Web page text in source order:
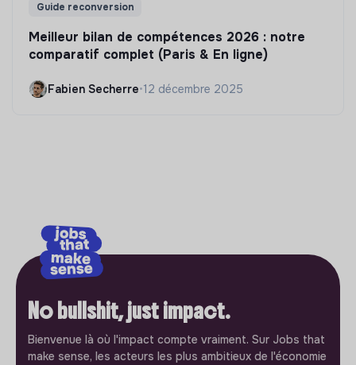
Guide reconversion
Meilleur bilan de compétences 2026 : notre
comparatif complet (Paris & En ligne)
Fabien Secherre•12 décembre 2025
No bullshit, just impact.
Bienvenue là où l'impact compte vraiment. Sur Jobs that
make sense, les acteurs les plus ambitieux de l'économie